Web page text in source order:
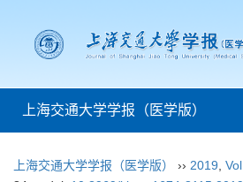
上海交通大学学报（医学版）
上海交通大学学报（医学版） ›› 2019